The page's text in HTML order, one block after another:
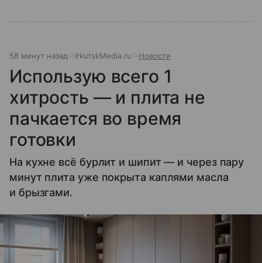
58 минут назад IrkutskMedia.ru Новости
Использую всего 1
хитрость — и плита не
пачкается во время
готовки
На кухне всё бурлит и шипит — и через пару
минут плита уже покрыта каплями масла
и брызгами.